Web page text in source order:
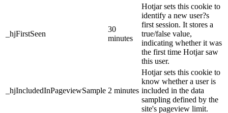
_hjFirstSeen
30
minutes
Hotjar sets this cookie to
identify a new user?s
first session. It stores a
true/false value,
indicating whether it was
the first time Hotjar saw
this user.
_hjIncludedInPageviewSample 2 minutes
Hotjar sets this cookie to
know whether a user is
included in the data
sampling defined by the
site's pageview limit.